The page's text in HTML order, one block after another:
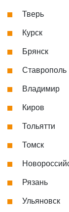
Тверь
Курск
Брянск
Ставрополь
Владимир
Киров
Тольятти
Томск
Рязань
Ульяновск